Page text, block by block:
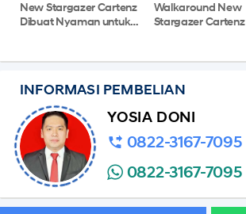
New Stargazer Cartenz
Dibuat Nyaman untuk
Walkaround New
Stargazer Cartenz
INFORMASI PEMBELIAN
YOSIA DONI
0822-3167-7095
0822-3167-7095